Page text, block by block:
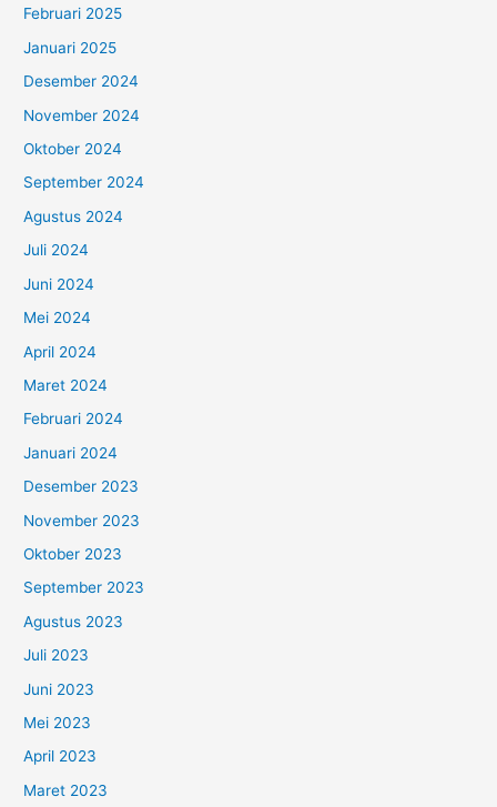
Februari 2025
Januari 2025
Desember 2024
November 2024
Oktober 2024
September 2024
Agustus 2024
Juli 2024
Juni 2024
Mei 2024
April 2024
Maret 2024
Februari 2024
Januari 2024
Desember 2023
November 2023
Oktober 2023
September 2023
Agustus 2023
Juli 2023
Juni 2023
Mei 2023
April 2023
Maret 2023